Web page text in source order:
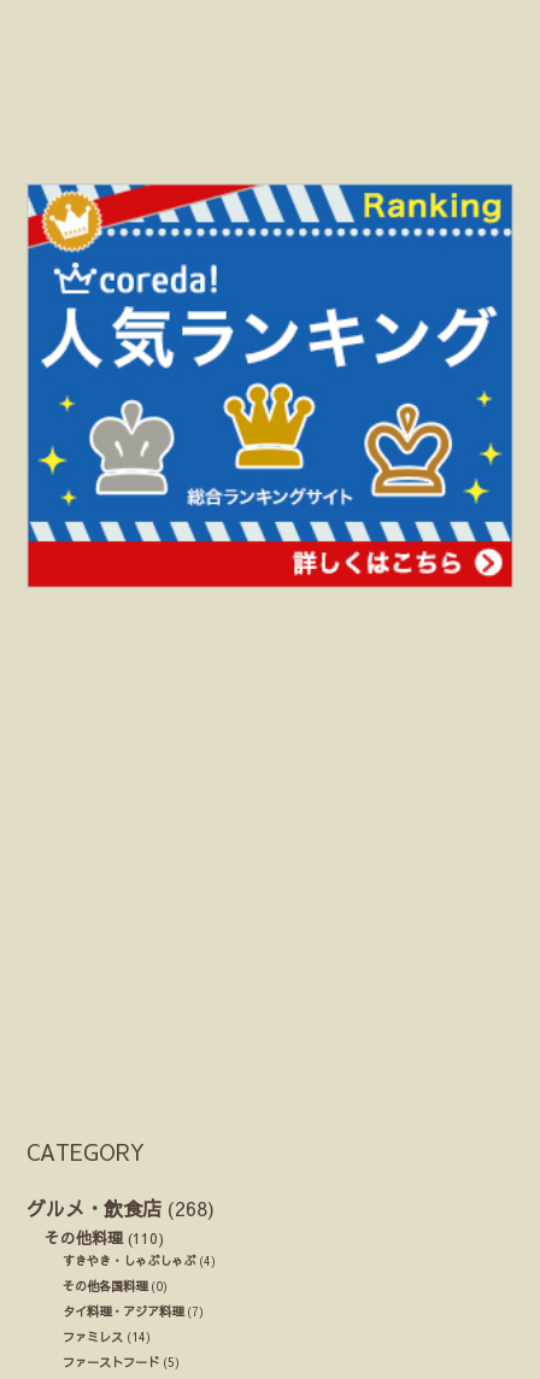
CATEGORY
グルメ・飲食店 (268)
その他料理 (110)
すきやき・しゃぶしゃぶ(4)
その他各国料理(0)
タイ料理・アジア料理(7)
ファミレス (14)
ファーストフード (5)